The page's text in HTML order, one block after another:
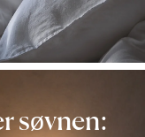
søvnen: